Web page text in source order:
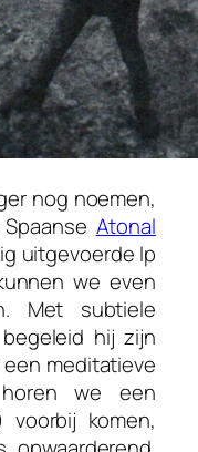
nog noemen,
Atonal
uitgevoerde lp
we even
Met subtiele
hij zijn
meditatieve
we een
voorbij komen,